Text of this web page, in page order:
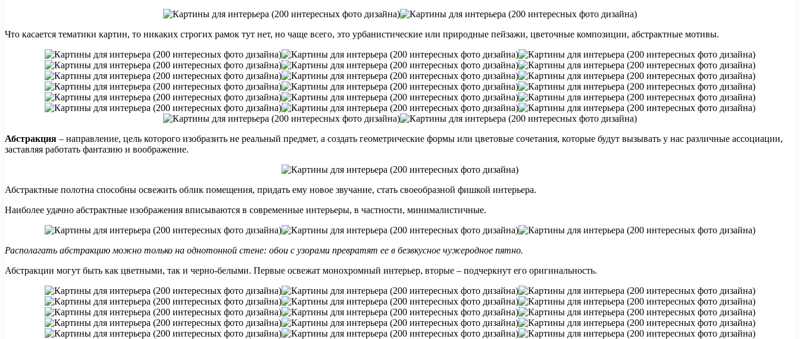
Что касается тематики картин, то никаких строгих рамок тут нет, но чаще всего, это урбанистические или природные пейзажи, цветочные композиции, абстрактные мотивы.
Абстракция – направление, цель которого изобразить не реальный предмет, а создать геометрические формы или цветовые сочетания, которые будут вызывать у нас различные ассоциации,
заставляя работать фантазию и воображение.
Абстрактные полотна способны освежить облик помещения, придать ему новое звучание, стать своеобразной фишкой интерьера.
Наиболее удачно абстрактные изображения вписываются в современные интерьеры, в частности, минималистичные.
Располагать абстракцию можно только на однотонной стене: обои с узорами превратят ее в безвкусное чужеродное пятно.
Абстракции могут быть как цветными, так и черно-белыми. Первые освежат монохромный интерьер, вторые – подчеркнут его оригинальность.